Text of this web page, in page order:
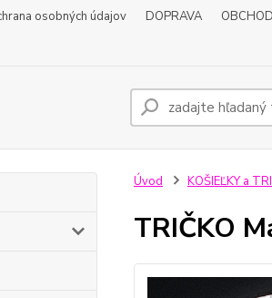
osobných údajov DOPRAVA
Úvod KOŠIEĽKY a
TRIČKO